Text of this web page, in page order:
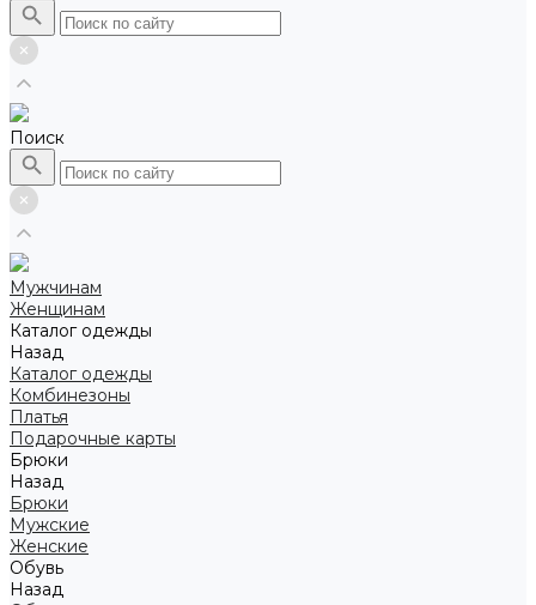
Поиск
Мужчинам
Женщинам
Каталог одежды
Назад
Каталог одежды
Комбинезоны
Платья
Подарочные карты
Брюки
Назад
Брюки
Мужские
Женские
Обувь
Назад